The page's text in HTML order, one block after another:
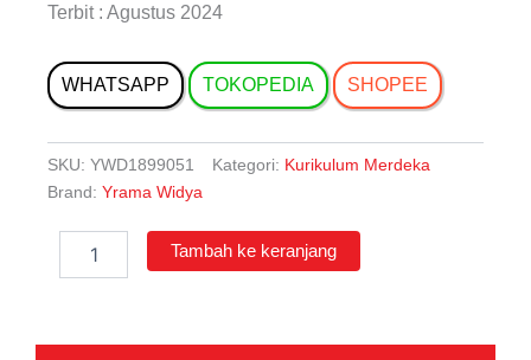
Terbit : Agustus 2024
WHATSAPP TOKOPEDIA SHOPEE
SKU: YWD1899051 Kategori: Kurikulum Merdeka
Brand: Yrama Widya
Ekonomi
Tambah ke keranjang